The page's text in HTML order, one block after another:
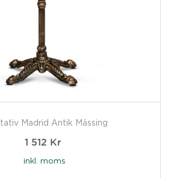
Madrid Antik Mässing
1 512 Kr
inkl. moms